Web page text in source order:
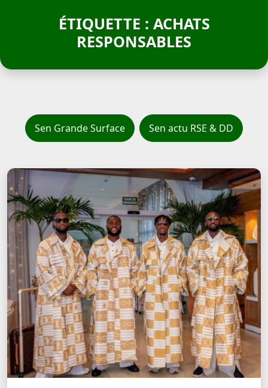
ÉTIQUETTE : ACHATS
RESPONSABLES
Sen Grande Surface Sen actu RSE & DD